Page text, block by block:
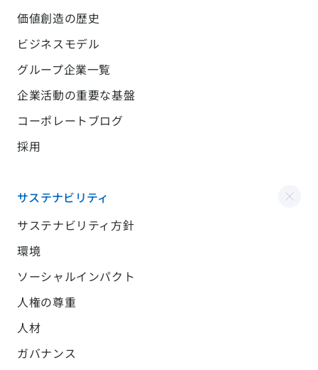
価値創造の歴史
ビジネスモデル
グループ企業一覧
企業活動の重要な基盤
コーポレートブログ
採用
サステナビリティ
サステナビリティ方針
環境
ソーシャルインパクト
人権の尊重
人材
ガバナンス